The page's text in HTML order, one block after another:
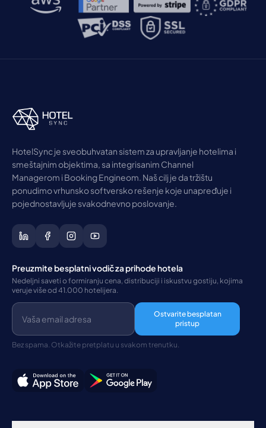
HotelSync je sveobuhvatan sistem za upravljanje hotelima i
smeštajnim objektima, sa integrisanim Channel
Managerom i Booking Engineom. Naš cilj je da tržištu
ponudimo vrhunsko softversko rešenje koje unapređuje i
pojednostavljuje svakodnevno poslovanje.
Preuzmite besplatni vodič za prihode hotela
Nedeljni saveti o formiranju cena, distribuciji i iskustvu gostiju, kojima
veruje više od 41.000 hotelijera.
Ostvarite besplatan
pristup
Bez spama. Otkažite pretplatu u svakom trenutku.